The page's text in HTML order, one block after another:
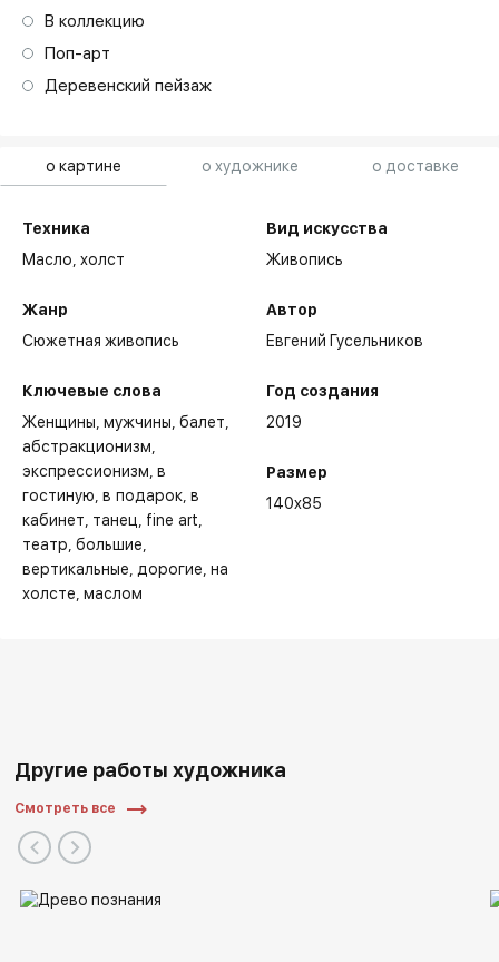
о картине о художнике о доставке
Техника
Масло,холст
Жанр
Сюжетная живопись
Ключевые слова
Женщины мужчины балет
абстракционизм
экспрессионизм в
гостиную в подарок в
кабинет танец
fine art
театр большие
вертикальные дорогие на
холсте маслом
Вид искусства
Живопись
Автор
Евгений Гусельников
Год создания
2019
Размер
140x85
В коллекцию
Поп-арт
Деревенский пейзаж
Другие работы художника
Смотреть все